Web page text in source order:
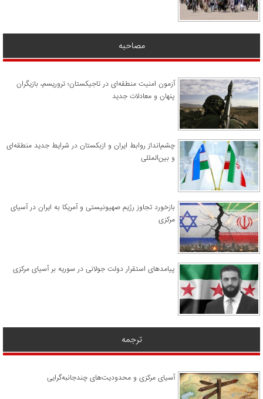
مصاحبه
آزمون امنیت منطقه‌ای در تاجیکستان؛ تروریسم، بازیگران
پنهان و معادلات جدید
چشم‌انداز روابط ایران و ازبکستان در شرایط جدید منطقه‌ای
و بین‌المللی
​بازخورد تجاوز رژیم صهیونیستی و آمریکا به ایران در آسیای
مرکزی
پیامدهای استقرار دولت جولانی در سوریه بر آسیای مرکزی
ترجمه
آسیای مرکزی و محدودیت‌های چندجانبه‌گرایی